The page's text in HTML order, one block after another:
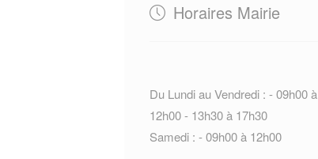
Horaires Mairie
Du Lundi au Vendredi : - 09h00 à
12h00 - 13h30 à 17h30
Samedi : - 09h00 à 12h00